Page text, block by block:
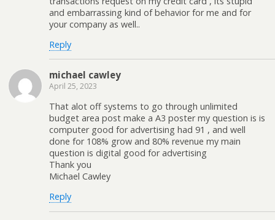
and embarrassing kind of behavior for me and for
your company as well..
Reply
michael cawley
April 25, 2023
That alot off systems to go through unlimited
budget area post make a A3 poster my question is is
computer good for advertising had 91 , and well
done for 108% grow and 80% revenue my main
question is digital good for advertising
Thank you
Michael Cawley
Reply